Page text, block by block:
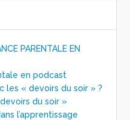
PARENTALE EN
en podcast
les « devoirs du soir » ?
du soir »
l’apprentissage